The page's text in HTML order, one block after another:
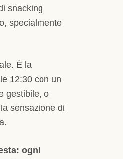
snacking
specialmente
È la
12:30 con un
gestibile, o
sensazione di
ogni